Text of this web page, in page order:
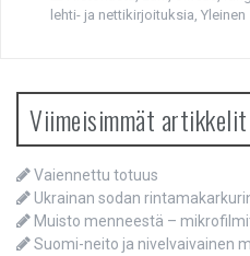
lehti- ja nettikirjoituksia Yleinen
Viimeisimmät artikkelit
Vaiennettu totuus
Ukrainan sodan
Muisto menneestä –
Suomi-neito ja nivelvaivainen